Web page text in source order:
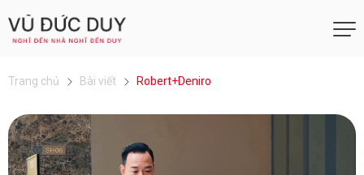
Trang chủ Bài viết Robert+Deniro